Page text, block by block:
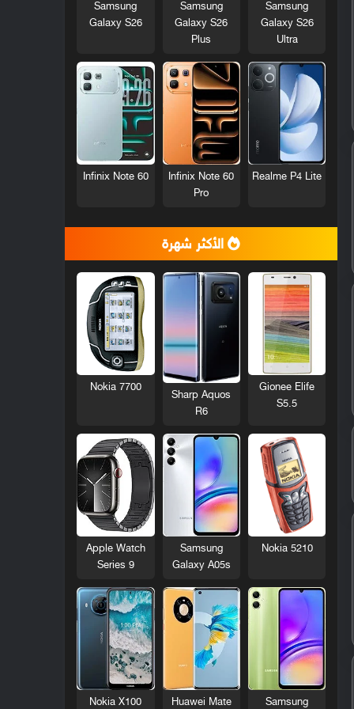
Samsung
Galaxy S26
Ultra
Samsung
Galaxy S26
Plus
Samsung
Galaxy S26
Realme P4 Lite
Infinix Note 60
Pro
Infinix Note 60
الأكثر شهرة
Gionee Elife
S5.5
Sharp Aquos
R6
Nokia 7700
Nokia 5210
Samsung
Galaxy A05s
Apple Watch
Series 9
Samsung
Huawei Mate
Nokia X100